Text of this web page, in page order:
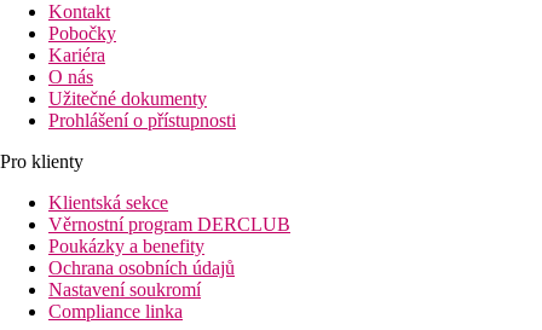
Kontakt
Pobočky
Kariéra
O nás
Užitečné dokumenty
Prohlášení o přístupnosti
Pro klienty
Klientská sekce
Věrnostní program DERCLUB
Poukázky a benefity
Ochrana osobních údajů
Nastavení soukromí
Compliance linka